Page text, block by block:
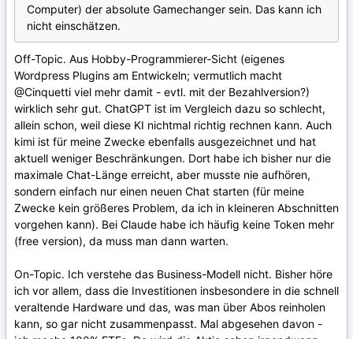
Computer) der absolute Gamechanger sein. Das kann ich
nicht einschätzen.
Off-Topic. Aus Hobby-Programmierer-Sicht (eigenes
Wordpress Plugins am Entwickeln; vermutlich macht
@Cinquetti viel mehr damit - evtl. mit der Bezahlversion?)
wirklich sehr gut. ChatGPT ist im Vergleich dazu so schlecht,
allein schon, weil diese KI nichtmal richtig rechnen kann. Auch
kimi ist für meine Zwecke ebenfalls ausgezeichnet und hat
aktuell weniger Beschränkungen. Dort habe ich bisher nur die
maximale Chat-Länge erreicht, aber musste nie aufhören,
sondern einfach nur einen neuen Chat starten (für meine
Zwecke kein größeres Problem, da ich in kleineren Abschnitten
vorgehen kann). Bei Claude habe ich häufig keine Token mehr
(free version), da muss man dann warten.
On-Topic. Ich verstehe das Business-Modell nicht. Bisher höre
ich vor allem, dass die Investitionen insbesondere in die schnell
veraltende Hardware und das, was man über Abos reinholen
kann, so gar nicht zusammenpasst. Mal abgesehen davon -